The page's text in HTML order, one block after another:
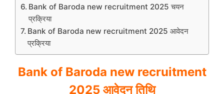
Bank of Baroda new recruitment 2025 चयन
प्रक्रिया
Bank of Baroda new recruitment 2025 आवेदन
प्रक्रिया
Bank of Baroda new recruitment
2025 आवेदन तिथि